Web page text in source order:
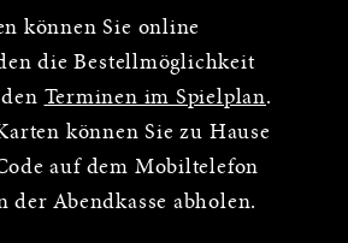
können Sie online
die Bestellmöglichkeit
Terminen im Spielplan.
können Sie zu Hause
auf dem Mobiltelefon
der Abendkasse abholen.